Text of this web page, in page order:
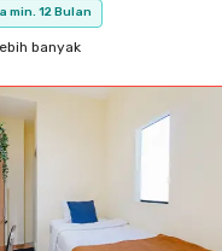
min. 12 Bulan
banyak